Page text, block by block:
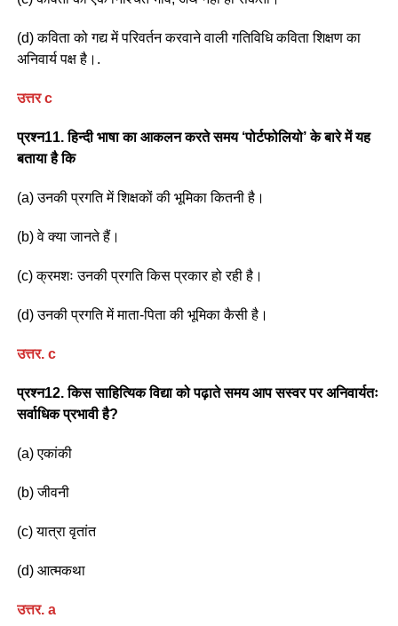
(d) कविता को गद्य में परिवर्तन करवाने वाली गतिविधि कविता शिक्षण का
अनिवार्य पक्ष है।.
उत्तरc
प्रश्न11. हिन्दी भाषा का आकलन करते समय ‘पोर्टफोलियो’ के बारे में यह
बताया है कि
(a) उनकी प्रगति में शिक्षकों की भूमिका कितनी है।
(b) वे क्या जानते हैं।
(c) क्रमशः उनकी प्रगति किस प्रकार हो रही है।
(d) उनकी प्रगति में माता-पिता की भूमिका कैसी है।
उत्तर. c
प्रश्न12. किस साहित्यिक विद्या को पढ़ाते समय आप सस्वर पर अनिवार्यतः
सर्वाधिक प्रभावी है?
(a) एकांकी
(b) जीवनी
(c) यात्रा वृतांत
(d) आत्मकथा
उत्तर. a